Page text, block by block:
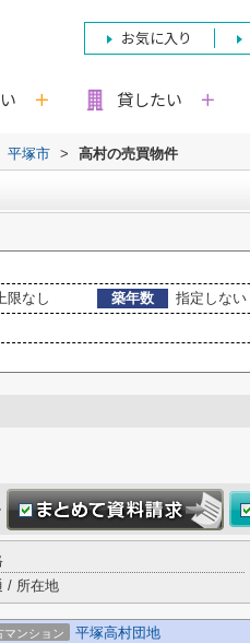
お気に入り
貸したい
平塚市 > 高村の売買物件
限なし 築年数
指定しない
/ 所在地
マンション 平塚高村団地